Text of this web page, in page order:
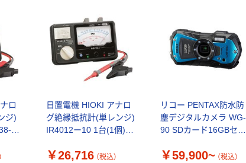
ロ
ジ)
日置電機 HIOKI アナロ
グ絶縁抵抗計(単レンジ)
IR4012ー10 1台(1個)
￥26,716 （税込）
リコー PENTAX防水防
塵デジタルカメラ WG-
90 SDカード16GBセッ
set
￥59,900~ （税込）